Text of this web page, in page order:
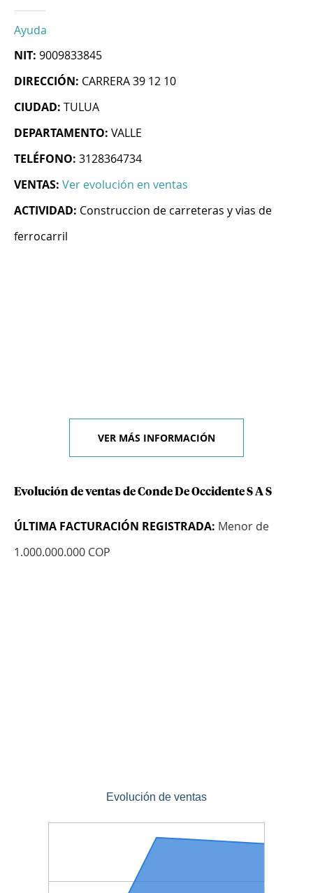
Ayuda
NIT: 9009833845
DIRECCIÓN: CARRERA 39 12 10
CIUDAD: TULUA
DEPARTAMENTO: VALLE
TELÉFONO: 3128364734
VENTAS: Ver evolución en ventas
ACTIVIDAD: Construccion de carreteras y vias de
ferrocarril
VER MÁS INFORMACIÓN
Evolución de ventas de Conde De Occidente S A S
ÚLTIMA FACTURACIÓN REGISTRADA: Menor de
1.000.000.000 COP
Evolución de ventas